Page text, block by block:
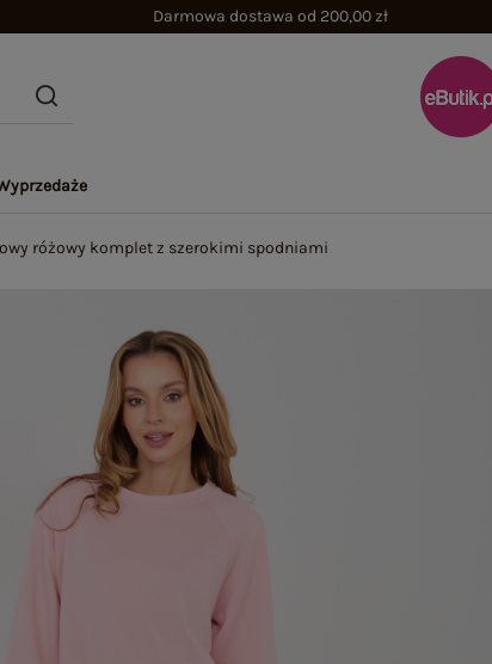
Darmowa dostawa od 200,00 zł
różowy komplet z szerokimi spodniami